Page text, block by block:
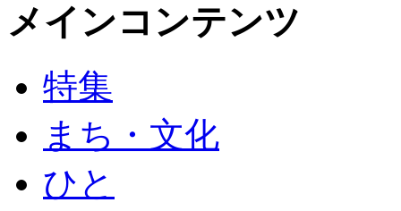
メインコンテンツ
特集
まち・文化
ひと